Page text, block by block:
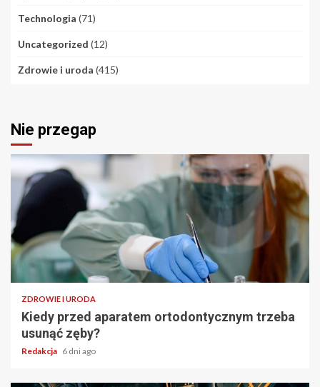
Technologia (71)
Uncategorized (12)
Zdrowie i uroda (415)
Nie przegap
ZDROWIE I URODA
Kiedy przed aparatem ortodontycznym trzeba
usunąć zęby?
Redakcja 6 dni ago